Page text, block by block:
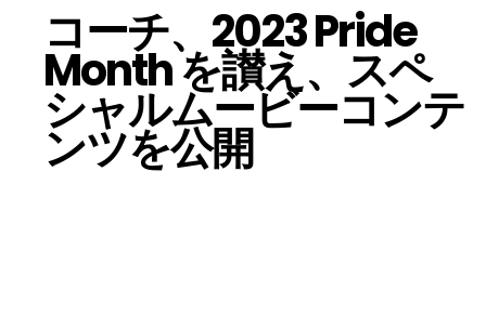
コーチ、2023 Pride
Month を讃え、スペ
シャルムービーコンテ
ンツを公開